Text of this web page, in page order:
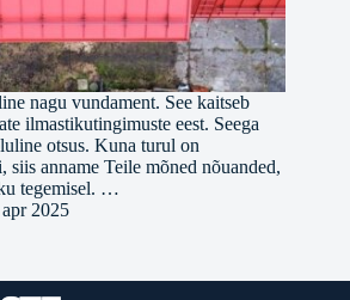
nagu vundament. See kaitseb
ilmastikutingimuste eest. Seega
otsus. Kuna turul on
siis anname Teile mõned nõuanded,
tegemisel. …
2025